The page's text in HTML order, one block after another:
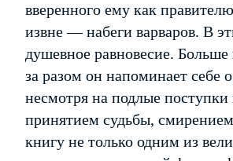
вверенного ему как
извне — набеги варваров. В
душевное равновесие.
за разом он напоминает себе
несмотря на подлые
принятием судьбы,
книгу не только одним из